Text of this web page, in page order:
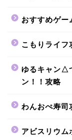
おすすめゲー
こもりライフ
ゆるキャン△
ン！！攻略
わんおぺ寿司
アビスリウム